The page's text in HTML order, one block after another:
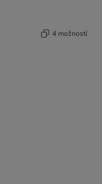
4 možností